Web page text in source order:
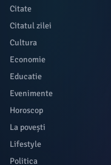
Citate
Citatul zilei
Cultura
Economie
Educatie
Evenimente
Horoscop
La povești
Lifestyle
Politica